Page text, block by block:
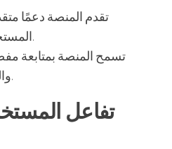
تقدم المنصة دعمًا
المستخدمين ميسرًا وسلسًا.
تسمح المنصة بمتابعة
والتحديات بشكل فوري.
تفاعل